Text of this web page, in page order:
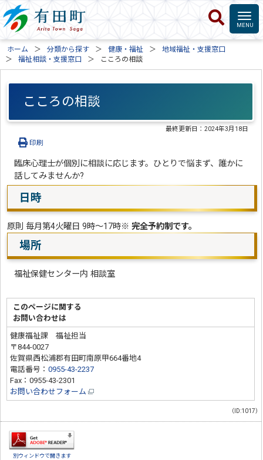
ホーム 分類から探す 健康・福祉
地域福祉・支援窓口
福祉相談・支援窓口
こころの相談
こころの相談
最終更新日：2024年3月18日
印刷
臨床心理士が個別に相談に応じます。ひとりで悩まず、誰かに
話してみませんか?
日時
原則 毎月第4火曜日 9時～17時※ 完全予約制です。
場所
福祉保健センター内 相談室
このページに関する
お問い合わせは
健康福祉課 福祉担当
〒844-0027
佐賀県西松浦郡有田町南原甲664番地4
電話番号：0955-43-2237
Fax：0955-43-2301
お問い合わせフォーム
（ID:1017）
別ウィンドウで開きます